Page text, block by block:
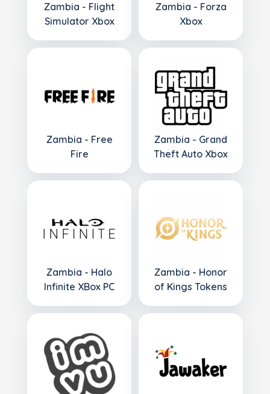
Zambia - Flight
Simulator Xbox
Zambia - Forza
Xbox
Zambia - Free
Fire
Zambia - Grand
Theft Auto Xbox
Zambia - Halo
Infinite XBox PC
Zambia - Honor
of Kings Tokens